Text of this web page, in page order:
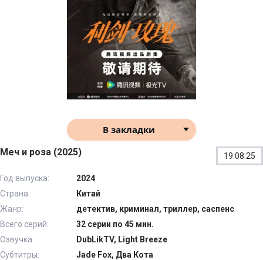
В закладки
Меч и роза (2025) 19.08.25
Год выпуска:
2024
Страна:
Китай
Жанр:
детектив, криминал, триллер, саспенс
Всего серий:
32 серии по 45 мин.
Озвучка:
DubLikTV, Light Breeze
Субтитры:
Jade Fox, Два Кота